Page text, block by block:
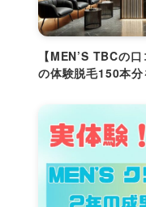
【MEN’S TBCの
の体験脱毛150本分